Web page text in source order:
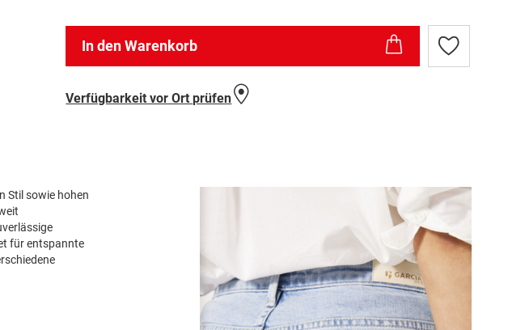
In den Warenkorb
Zur
Wunschliste
Verfügbarkeit vor Ort prüfen
Stil sowie hohen
für entspannte